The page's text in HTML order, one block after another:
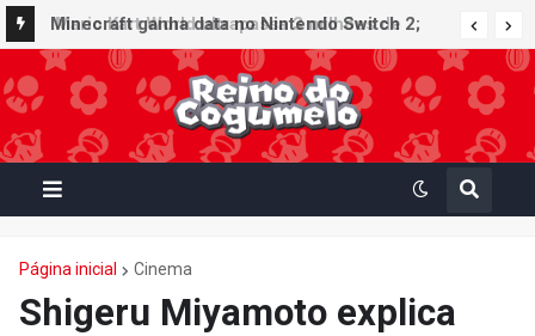
Minecraft ganha data no Nintendo Switch 2;
Super Mario Mash-Up receberá atualização
gráfica exclusiva
Página inicial Cinema
Shigeru Miyamoto explica